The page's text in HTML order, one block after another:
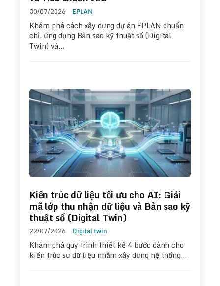
30/07/2026 EPLAN
Khám phá cách xây dựng dự án EPLAN chuẩn
chỉ, ứng dụng Bản sao kỹ thuật số (Digital
Twin) và…
Kiến trúc dữ liệu tối ưu cho AI: Giải
mã lớp thu nhận dữ liệu và Bản sao kỹ
thuật số (Digital Twin)
22/07/2026 Digital twin
Khám phá quy trình thiết kế 4 bước dành cho
kiến trúc sư dữ liệu nhằm xây dựng hệ thống…